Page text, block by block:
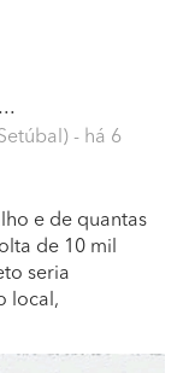
- há 6
e de quantas
de 10 mil
seria
local,